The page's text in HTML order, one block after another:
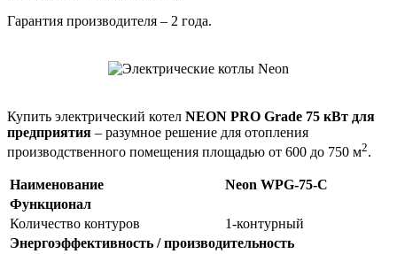
Гарантия производителя – 2 года.
Купить электрический котел NEON PRO Grade 75 кВт для
предприятия – разумное решение для отопления
производственного помещения площадью от 600 до 750 м2.
Наименование
Neon WPG-75-C
Функционал
Количество контуров
1-контурный
Энергоэффективность / производительность